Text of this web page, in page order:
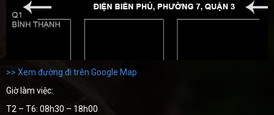
>> Xem đường đi trên Google Map
Giờ làm việc:
T2 – T6: 08h30 – 18h00